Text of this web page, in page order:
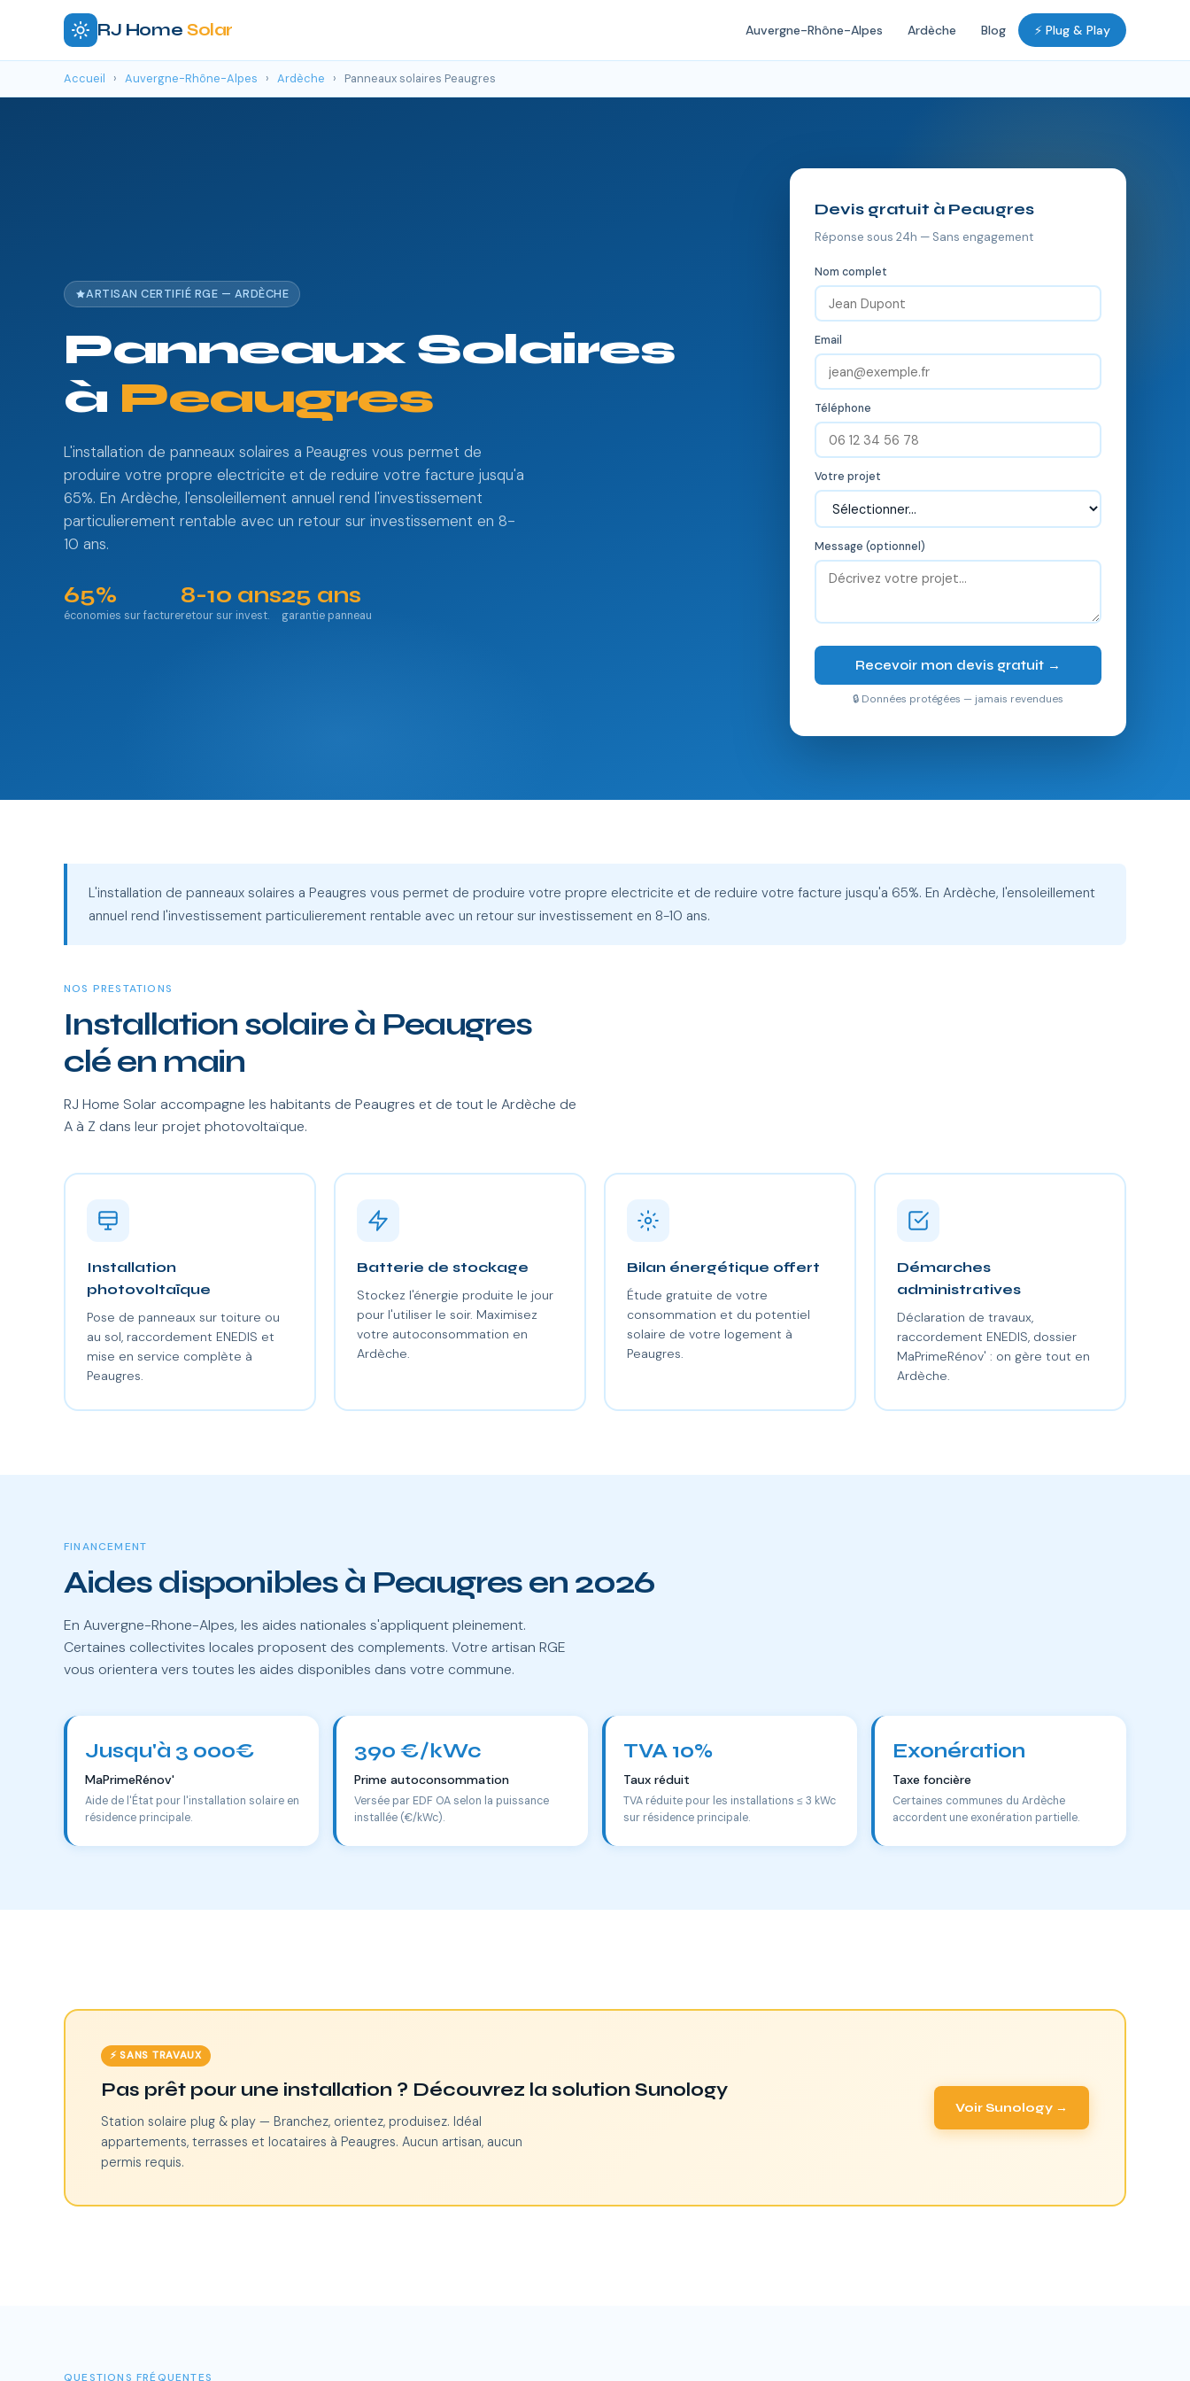
RJ Home Solar Auvergne-Rhône-Alpes Ardèche Blog ⚡ Plug & Play
Accueil › Auvergne-Rhône-Alpes › Ardèche › Panneaux solaires Peaugres
ARTISAN CERTIFIÉ RGE — ARDÈCHE
Panneaux Solaires
à Peaugres
L'installation de panneaux solaires a Peaugres vous permet de
produire votre propre electricite et de reduire votre facture jusqu'a
65%. En Ardèche, l'ensoleillement annuel rend l'investissement
particulierement rentable avec un retour sur investissement en 8-
10 ans.
65%
économies sur facture
8-10 ans
retour sur invest.
25 ans
garantie panneau
Devis gratuit à Peaugres
Réponse sous 24h — Sans engagement
Nom complet
Email
Téléphone
Votre projet
Message (optionnel)
Recevoir mon devis gratuit →
🔒 Données protégées — jamais revendues
L'installation de panneaux solaires a Peaugres vous permet de produire votre propre electricite et de reduire votre facture jusqu'a 65%. En Ardèche, l'ensoleillement
annuel rend l'investissement particulierement rentable avec un retour sur investissement en 8-10 ans.
NOS PRESTATIONS
Installation solaire à Peaugres
clé en main
RJ Home Solar accompagne les habitants de Peaugres et de tout le Ardèche de
A à Z dans leur projet photovoltaïque.
Installation
photovoltaïque
Pose de panneaux sur toiture ou
au sol, raccordement ENEDIS et
mise en service complète à
Peaugres.
Batterie de stockage
Stockez l'énergie produite le jour
pour l'utiliser le soir. Maximisez
votre autoconsommation en
Ardèche.
Bilan énergétique offert
Étude gratuite de votre
consommation et du potentiel
solaire de votre logement à
Peaugres.
Démarches
administratives
Déclaration de travaux,
raccordement ENEDIS, dossier
MaPrimeRénov' : on gère tout en
Ardèche.
FINANCEMENT
Aides disponibles à Peaugres en 2026
En Auvergne-Rhone-Alpes, les aides nationales s'appliquent pleinement.
Certaines collectivites locales proposent des complements. Votre artisan RGE
vous orientera vers toutes les aides disponibles dans votre commune.
Jusqu'à 3 000€
MaPrimeRénov'
Aide de l'État pour l'installation solaire en
résidence principale.
390 €/kWc
Prime autoconsommation
Versée par EDF OA selon la puissance
installée (€/kWc).
TVA 10%
Taux réduit
TVA réduite pour les installations ≤ 3 kWc
sur résidence principale.
Exonération
Taxe foncière
Certaines communes du Ardèche
accordent une exonération partielle.
⚡ SANS TRAVAUX
Pas prêt pour une installation ? Découvrez la solution Sunology
Station solaire plug & play — Branchez, orientez, produisez. Idéal
appartements, terrasses et locataires à Peaugres. Aucun artisan, aucun
permis requis.
Voir Sunology →
QUESTIONS FRÉQUENTES